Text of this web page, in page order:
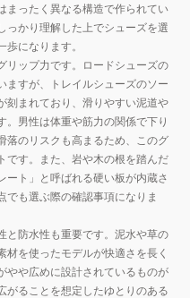
まったく異なる構造で作られてい
っかり理解した上でシューズを選
になります。
リップ力です。ロードシューズの
ますが、トレイルシューズのソー
刻まれており、滑りやすい泥道や
男性は体重や筋力の関係で下り
落のリスクも高まるため、このグ
です。また、岩や木の根を踏んだ
ート」と呼ばれる硬い板が内蔵さ
でも選ぶ際の確認事項になりま
と防水性も重要です。泥水や草の
を使ったモデルが快適さを長く
やや広めに設計されているものが
がることを想定したゆとりのある